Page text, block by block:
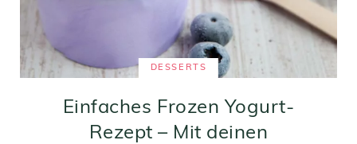
DESSERTS
Einfaches Frozen Yogurt-
Rezept – Mit deinen